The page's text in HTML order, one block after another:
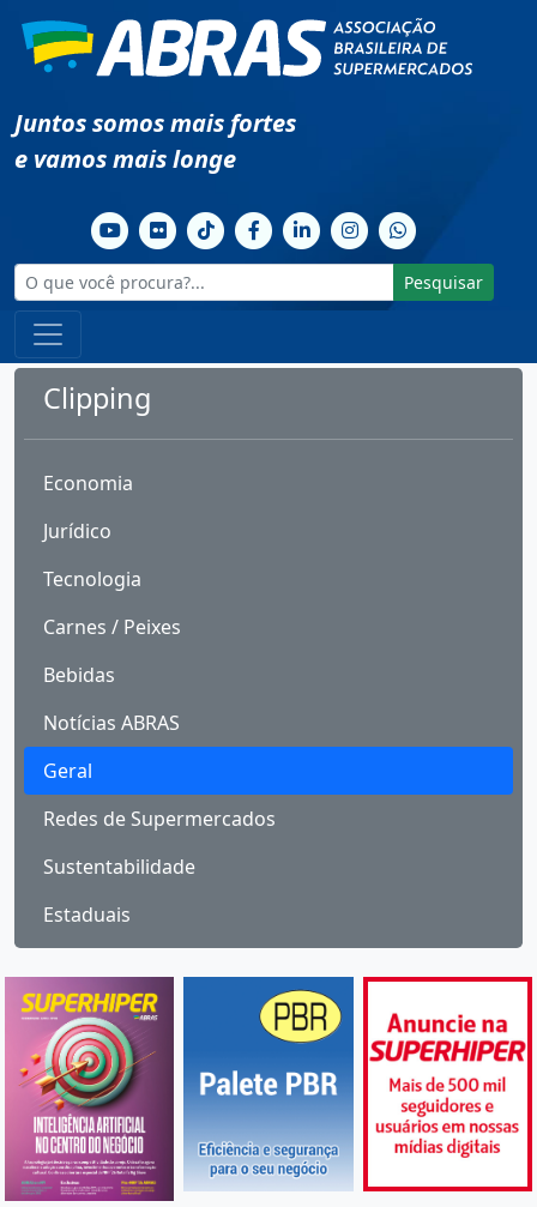
Juntos somos mais fortes
e vamos mais longe
Pesquisar
Clipping
Economia
Jurídico
Tecnologia
Carnes / Peixes
Bebidas
Notícias ABRAS
Geral
Redes de Supermercados
Sustentabilidade
Estaduais